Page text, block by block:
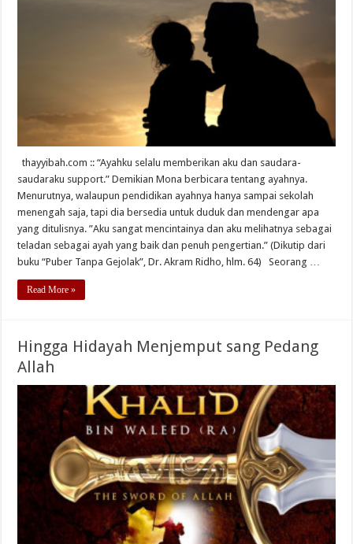
thayyibah.com :: “Ayahku selalu memberikan aku dan saudara-
saudaraku support.” Demikian Mona berbicara tentang ayahnya.
Menurutnya, walaupun pendidikan ayahnya hanya sampai sekolah
menengah saja, tapi dia bersedia untuk duduk dan mendengar apa
yang ditulisnya. ”Aku sangat mencintainya dan aku melihatnya sebagai
teladan sebagai ayah yang baik dan penuh pengertian.” (Dikutip dari
buku “Puber Tanpa Gejolak”, Dr. Akram Ridho, hlm. 64) Seorang …
Read More »
Hingga Hidayah Menjemput sang Pedang
Allah